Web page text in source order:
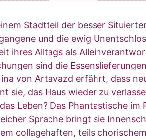
Stadtteil der besser
und die ewig
ihres Alltags als
sind die
von Artavazd erfährt, dass
sie, das Haus wieder zu
Leben? Das Phantastische im
Sprache bringt sie
collagehaften, teils